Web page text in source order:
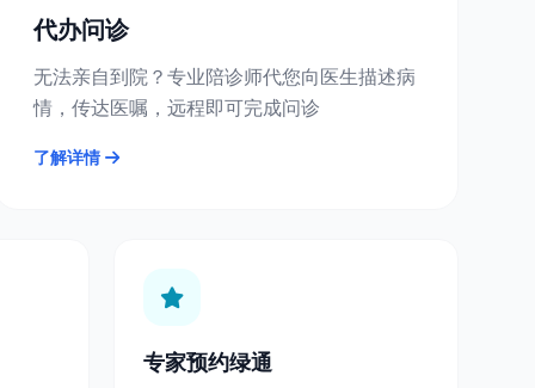
代办问诊
无法亲自到院？专业陪诊师代您向医生描述病
情，传达医嘱，远程即可完成问诊
了解详情
专家预约绿通